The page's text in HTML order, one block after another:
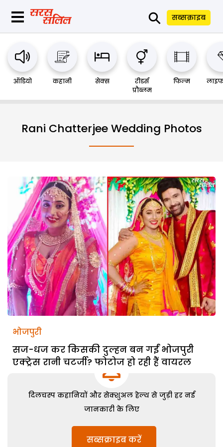
⚲ सब्सक्राइब
ऑडियो कहानी सेक्स
रीडर्स
प्रौब्लम
फिल्म
Rani Chatterjee Wedding Photos
भोजपुरी
सज-धज कर किसकी दुल्हन बन गईं भोजपुरी
एक्ट्रेस रानी चटर्जी? फोटोज हो रही हैं वायरल
दिलचस्प कहानियों और सेक्शुअल हेल्थ से जुड़ी हर नई
जानकारी के लिए
सब्सक्राइब करें